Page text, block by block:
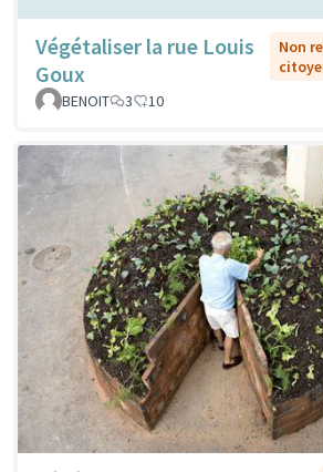
Végétaliser la rue Louis
Goux
Non
BENOIT
3 10